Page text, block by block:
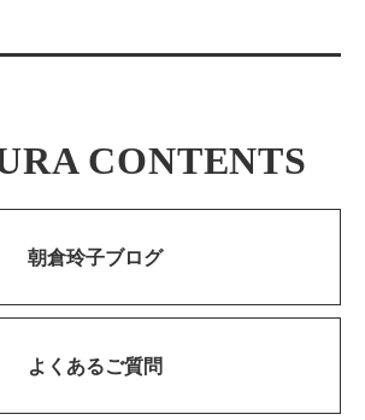
CONTENTS
朝倉玲子ブログ
よくあるご質問